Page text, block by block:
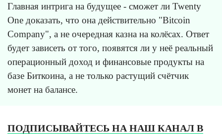
Главная интрига на будущее - сможет ли Twenty
One доказать, что она действительно "Bitcoin
Company", а не очередная казна на колёсах. Ответ
будет зависеть от того, появятся ли у неё реальный
операционный доход и финансовые продукты на
базе Биткоина, а не только растущий счётчик
монет на балансе.
ПОДПИСЫВАЙТЕСЬ НА НАШ КАНАЛ В